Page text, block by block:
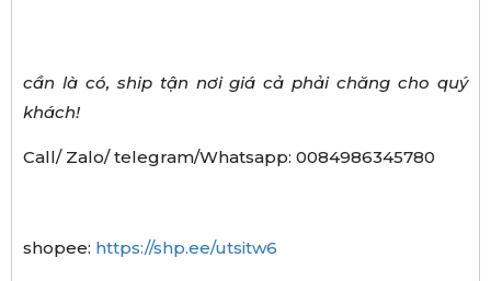
cần là có, ship tận nơi giá cả phải chăng cho quý
khách!
Call/ Zalo/ telegram/Whatsapp: 0084986345780
shopee: https://shp.ee/utsitw6